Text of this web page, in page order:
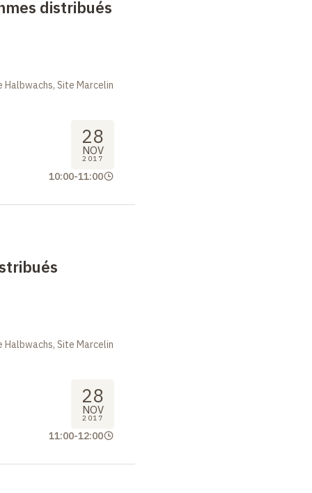
distribués
Site Marcelin
28
NOV
2017
10:00-11:00
Site Marcelin
28
NOV
2017
11:00-12:00